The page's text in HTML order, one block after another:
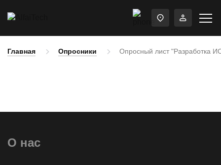
Главная Опросники Опросный лист "Разработка
О нас